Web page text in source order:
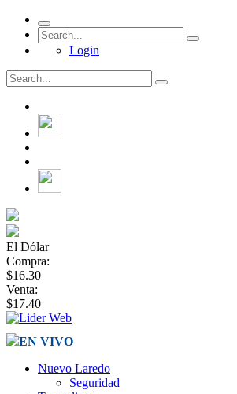
Login
El Dólar
Compra:
$16.30
Venta:
$17.40
EN VIVO
Nuevo Laredo
Seguridad